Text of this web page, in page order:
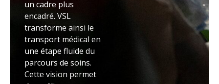
un cadre plus
encadré. VSL
transforme ainsi le
transport médical en
une étape fluide du
parcours de soins.
Cette vision permet